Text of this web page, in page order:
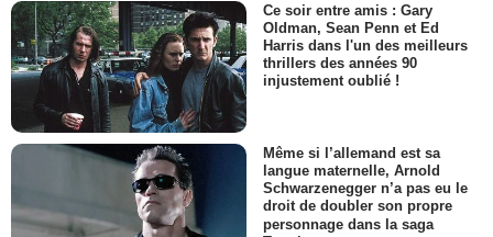
Ce soir entre amis : Gary
Oldman, Sean Penn et Ed
Harris dans l'un des meilleurs
thrillers des années 90
injustement oublié !
Même si l’allemand est sa
langue maternelle, Arnold
Schwarzenegger n’a pas eu le
droit de doubler son propre
personnage dans la saga